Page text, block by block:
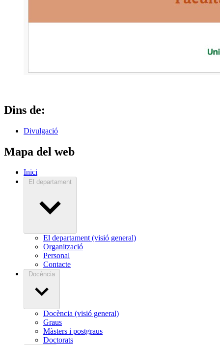
Dins de:
Divulgació
Mapa del web
Inici
El departament
El departament (visió general)
Organització
Personal
Contacte
Docència
Docència (visió general)
Graus
Màsters i postgraus
Doctorats